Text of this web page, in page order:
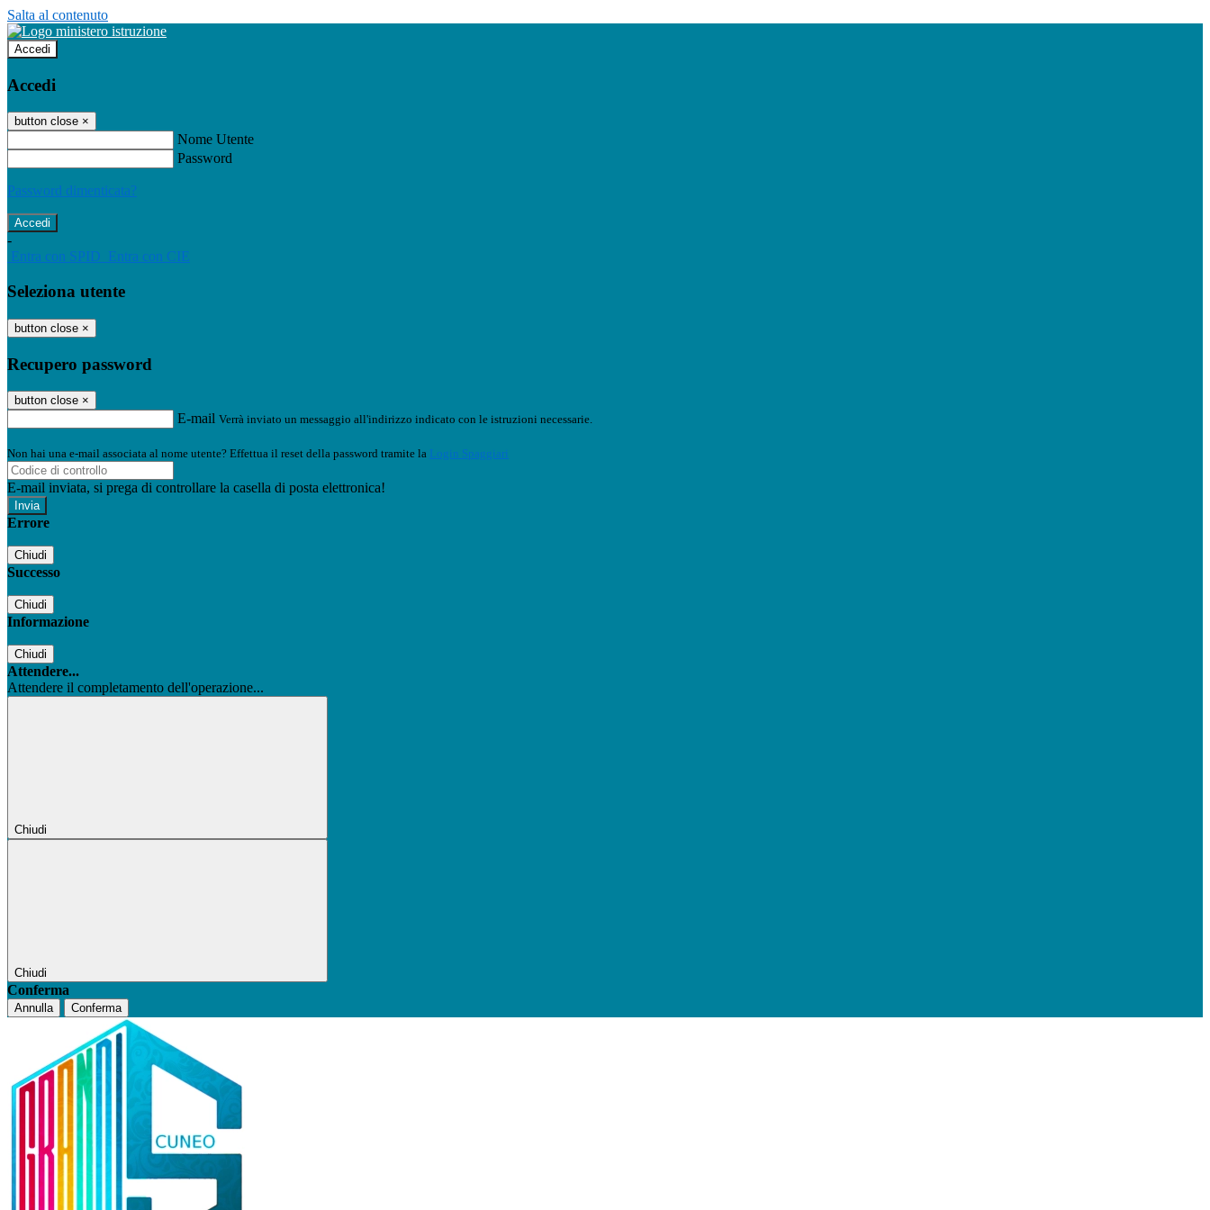
Salta al contenuto
Accedi
Accedi
button close ×
Nome Utente
Password
Password dimenticata?
-
Entra con SPID Entra con CIE
Seleziona utente
button close ×
Recupero password
button close ×
E-mail Verrà inviato un messaggio all'indirizzo indicato con le istruzioni necessarie.
Non hai una e-mail associata al nome utente? Effettua il reset della password tramite la Login Spaggiari
E-mail inviata, si prega di controllare la casella di posta elettronica!
Errore
Chiudi
Successo
Chiudi
Informazione
Chiudi
Attendere...
Attendere il completamento dell'operazione...
Chiudi
Chiudi
Conferma
Annulla Conferma